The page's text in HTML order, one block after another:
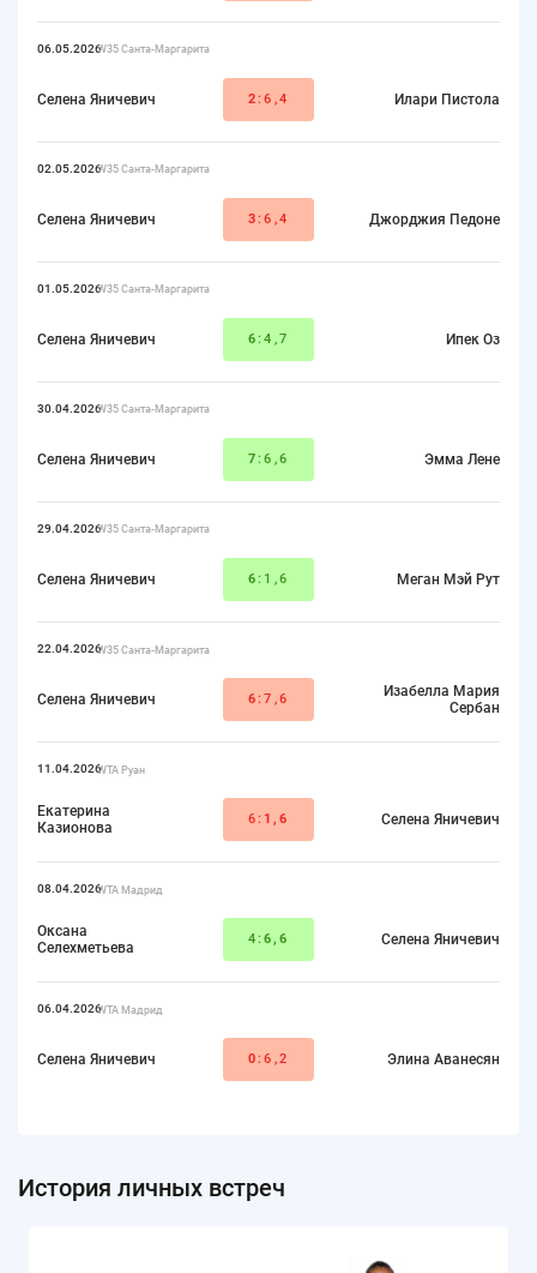
06.05.2026W35 Санта-Маргарита
Селена Яничевич 2:6,4 Илари Пистола
02.05.2026W35 Санта-Маргарита
Селена Яничевич 3:6,4 Джорджия Педоне
01.05.2026W35 Санта-Маргарита
Селена Яничевич 6:4,7 Ипек Оз
30.04.2026W35 Санта-Маргарита
Селена Яничевич 7:6,6 Эмма Лене
29.04.2026W35 Санта-Маргарита
Селена Яничевич 6:1,6 Меган Мэй Рут
22.04.2026W35 Санта-Маргарита
Селена Яничевич 6:7,6
Изабелла Мария
Сербан
11.04.2026WTA Руан
Екатерина
Казионова
6: 1,6 Селена Яничевич
08.04.2026WTA Мадрид
Оксана
Селехметьева
4: 6,6 Селена Яничевич
06.04.2026WTA Мадрид
Селена Яничевич 0:6,2 Элина Аванесян
История личных встреч